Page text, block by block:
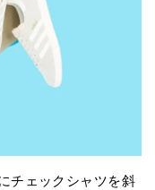
チェックシャツを斜